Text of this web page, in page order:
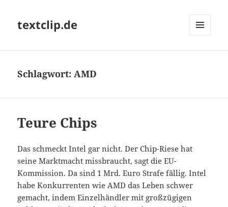
textclip.de
Schlagwort:AMD
Teure Chips
Das schmeckt Intel gar nicht. Der Chip-Riese hat
seine Marktmacht missbraucht, sagt die EU-
Kommission. Da sind 1 Mrd. Euro Strafe fällig. Intel
habe Konkurrenten wie AMD das Leben schwer
gemacht, indem Einzelhändler mit großzügigen